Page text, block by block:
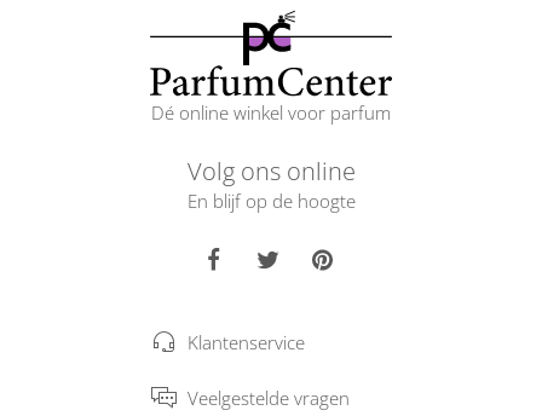
Dé online winkel voor parfum
Volg ons online
En blijf op de hoogte
Klantenservice
Veelgestelde vragen